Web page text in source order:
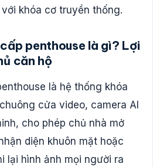
khóa cơ truyền thống.
penthouse là gì? Lợi
căn hộ
là hệ thống khóa
cửa video, camera AI
cho phép chủ nhà mở
diện khuôn mặt hoặc
lại hình ảnh mọi người ra